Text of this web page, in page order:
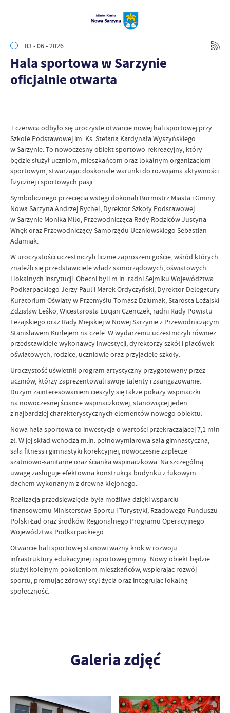
03 - 06 - 2026
Hala sportowa w Sarzynie
oficjalnie otwarta
1 czerwca odbyło się uroczyste otwarcie nowej hali sportowej przy
Szkole Podstawowej im. Ks. Stefana Kardynała Wyszyńskiego
w Sarzynie. To nowoczesny obiekt sportowo-rekreacyjny, który
będzie służył uczniom, mieszkańcom oraz lokalnym organizacjom
sportowym, stwarzając doskonałe warunki do rozwijania aktywności
fizycznej i sportowych pasji.
Symbolicznego przecięcia wstęgi dokonali Burmistrz Miasta i Gminy
Nowa Sarzyna Andrzej Rychel, Dyrektor Szkoły Podstawowej
w Sarzynie Monika Milo, Przewodnicząca Rady Rodziców Justyna
Wnęk oraz Przewodniczący Samorządu Uczniowskiego Sebastian
Adamiak.
W uroczystości uczestniczyli licznie zaproszeni goście, wśród których
znaleźli się przedstawiciele władz samorządowych, oświatowych
i lokalnych instytucji. Obecni byli m.in. radni Sejmiku Województwa
Podkarpackiego Jerzy Paul i Marek Ordyczyński, Dyrektor Delegatury
Kuratorium Oświaty w Przemyślu Tomasz Dziumak, Starosta Leżajski
Zdzisław Leśko, Wicestarosta Lucjan Czenczek, radni Rady Powiatu
Leżajskiego oraz Rady Miejskiej w Nowej Sarzynie z Przewodniczącym
Stanisławem Kurlejem na czele. W wydarzeniu uczestniczyli również
przedstawiciele wykonawcy inwestycji, dyrektorzy szkół i placówek
oświatowych, rodzice, uczniowie oraz przyjaciele szkoły.
Uroczystość uświetnił program artystyczny przygotowany przez
uczniów, którzy zaprezentowali swoje talenty i zaangażowanie.
Dużym zainteresowaniem cieszyły się także pokazy wspinaczki
na nowoczesnej ściance wspinaczkowej, stanowiącej jeden
z najbardziej charakterystycznych elementów nowego obiektu.
Nowa hala sportowa to inwestycja o wartości przekraczającej 7,1 mln
zł. W jej skład wchodzą m.in. pełnowymiarowa sala gimnastyczna,
sala fitness i gimnastyki korekcyjnej, nowoczesne zaplecze
szatniowo-sanitarne oraz ścianka wspinaczkowa. Na szczególną
uwagę zasługuje efektowna konstrukcja budynku z łukowym
dachem wykonanym z drewna klejonego.
Realizacja przedsięwzięcia była możliwa dzięki wsparciu
finansowemu Ministerstwa Sportu i Turystyki, Rządowego Funduszu
Polski Ład oraz środków Regionalnego Programu Operacyjnego
Województwa Podkarpackiego.
Otwarcie hali sportowej stanowi ważny krok w rozwoju
infrastruktury edukacyjnej i sportowej gminy. Nowy obiekt będzie
służył kolejnym pokoleniom mieszkańców, wspierając rozwój
sportu, promując zdrowy styl życia oraz integrując lokalną
społeczność.
Galeria zdjęć